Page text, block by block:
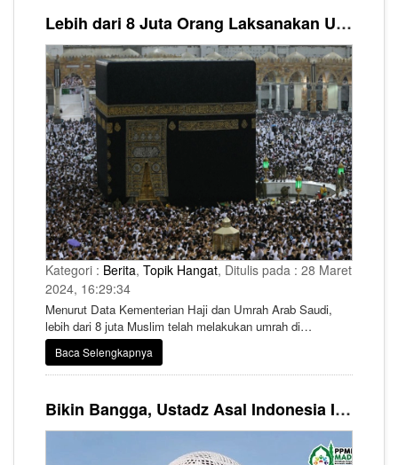
lebih mendalam dan realistis.
Lebih dari 8 Juta Orang Laksanakan Umrah di Paruh Pertama Bulan Ramadhan
Kategori : Berita, Topik Hangat, Ditulis pada : 28 Maret
2024, 16:29:34
Menurut Data Kementerian Haji dan Umrah Arab Saudi,
lebih dari 8 juta Muslim telah melakukan umrah di
pertengahan bulan suci Ramadan.
Baca Selengkapnya
Bikin Bangga, Ustadz Asal Indonesia Ini Jadi Pengisi Kajian Rutin di Masjid Nabawi